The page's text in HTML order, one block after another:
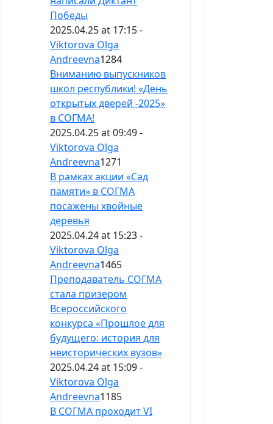
Победы
2025.04.25 at 17:15 -
Viktorova Olga
Andreevna1284
Вниманию выпускников
школ республики! «День
открытых дверей -2025»
в СОГМА!
2025.04.25 at 09:49 -
Viktorova Olga
Andreevna1271
В рамках акции «Сад
памяти» в СОГМА
посажены хвойные
деревья
2025.04.24 at 15:23 -
Viktorova Olga
Andreevna1465
Преподаватель СОГМА
стала призером
Всероссийского
конкурса «Прошлое для
будущего: история для
неисторических вузов»
2025.04.24 at 15:09 -
Viktorova Olga
Andreevna1185
В СОГМА проходит VI